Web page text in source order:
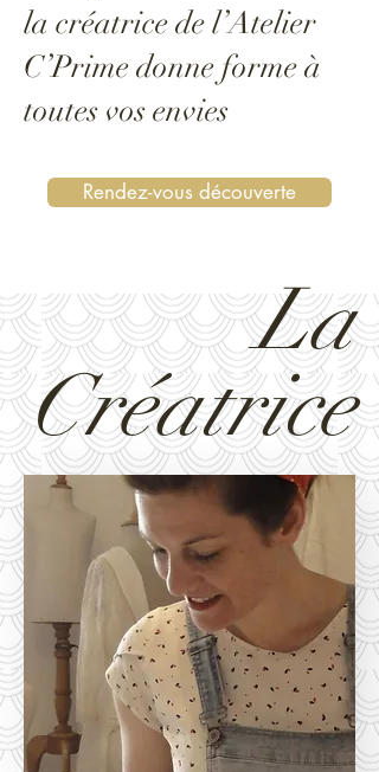
la créatrice de l’Atelier
C’Prime donne forme à
toutes vos envies
Rendez-vous découverte
La
Créatrice